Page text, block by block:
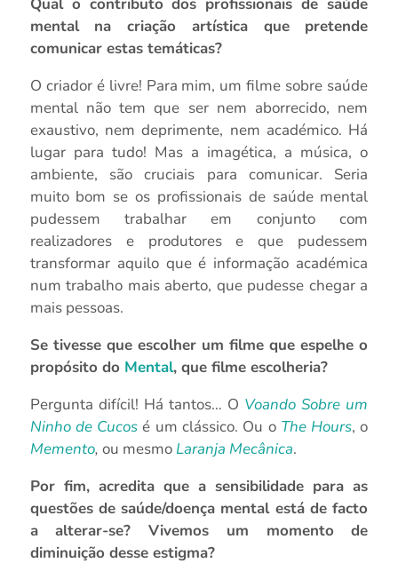
mental na criação artística que pretende
comunicar estas temáticas?
O criador é livre! Para mim, um filme sobre saúde
mental não tem que ser nem aborrecido, nem
exaustivo, nem deprimente, nem académico. Há
lugar para tudo! Mas a imagética, a música, o
ambiente, são cruciais para comunicar. Seria
muito bom se os profissionais de saúde mental
pudessem trabalhar em conjunto com
realizadores e produtores e que pudessem
transformar aquilo que é informação académica
num trabalho mais aberto, que pudesse chegar a
mais pessoas.
Se tivesse que escolher um filme que espelhe o
propósito do Mental, que filme escolheria?
Pergunta difícil! Há tantos… O Voando Sobre um
Ninho de Cucos é um clássico. Ou o The Hours, o
Memento, ou mesmo Laranja Mecânica.
Por fim, acredita que a sensibilidade para as
questões de saúde/doença mental está de facto
a alterar-se? Vivemos um momento de
diminuição desse estigma?